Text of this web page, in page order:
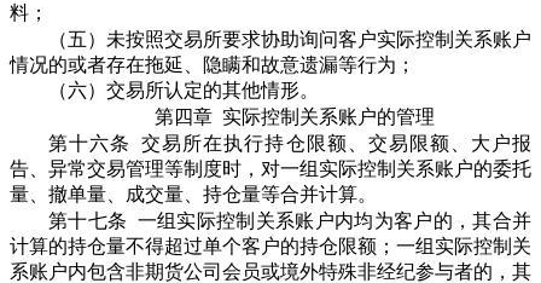
料；
（五）未按照交易所要求协助询问客户实际控制关系账户
情况的或者存在拖延、隐瞒和故意遗漏等行为；
（六）交易所认定的其他情形。
第四章 实际控制关系账户的管理
第十六条 交易所在执行持仓限额、交易限额、大户报
告、异常交易管理等制度时，对一组实际控制关系账户的委托
量、撤单量、成交量、持仓量等合并计算。
第十七条 一组实际控制关系账户内均为客户的，其合并
计算的持仓量不得超过单个客户的持仓限额；一组实际控制关
系账户内包含非期货公司会员或境外特殊非经纪参与者的，其